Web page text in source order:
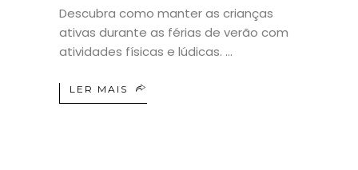
Descubra como manter as crianças
ativas durante as férias de verão com
atividades físicas e lúdicas.
LER MAIS